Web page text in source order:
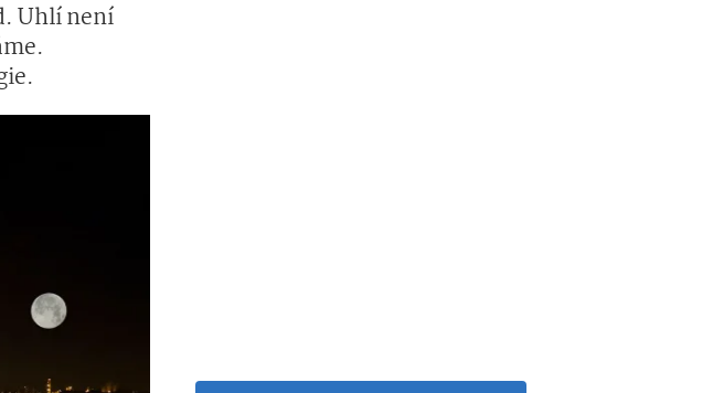
Uhlí není